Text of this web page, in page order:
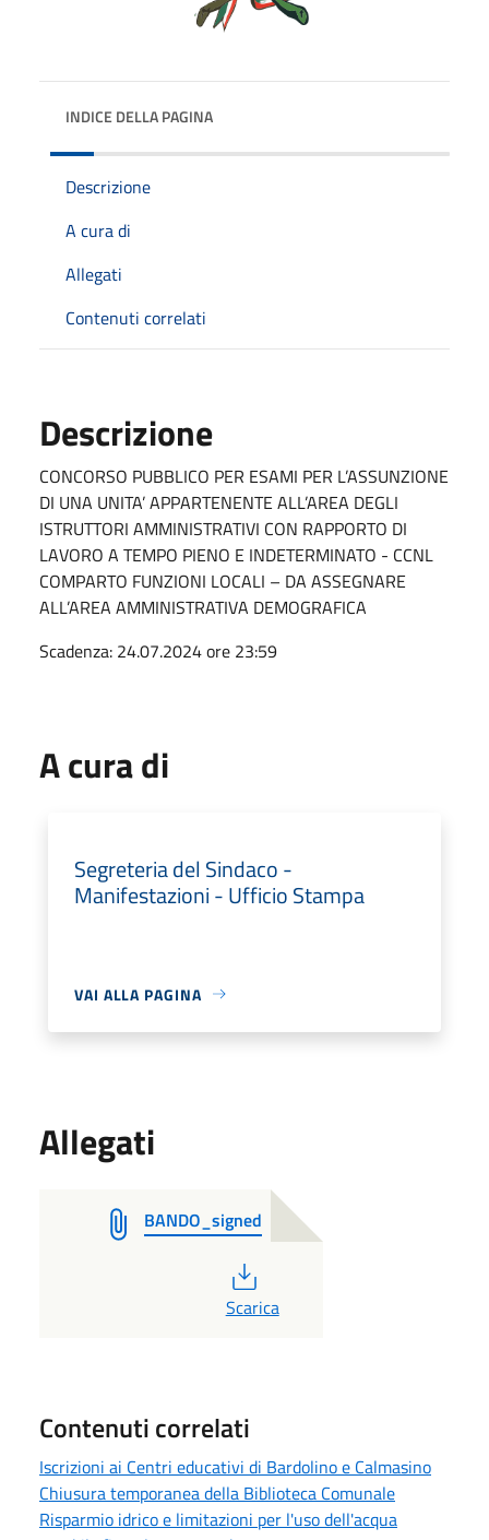
INDICE DELLA PAGINA
Descrizione
A cura di
Allegati
Contenuti correlati
Descrizione
CONCORSO PUBBLICO PER ESAMI PER L’ASSUNZIONE
DI UNA UNITA’ APPARTENENTE ALL’AREA DEGLI
ISTRUTTORI AMMINISTRATIVI CON RAPPORTO DI
LAVORO A TEMPO PIENO E INDETERMINATO - CCNL
COMPARTO FUNZIONI LOCALI – DA ASSEGNARE
ALL’AREA AMMINISTRATIVA DEMOGRAFICA
Scadenza: 24.07.2024 ore 23:59
A cura di
Segreteria del Sindaco -
Manifestazioni - Ufficio Stampa
VAI ALLA PAGINA
Allegati
BANDO_signed
PDF
Scarica
Contenuti correlati
Iscrizioni ai Centri educativi di Bardolino e Calmasino
Chiusura temporanea della Biblioteca Comunale
Risparmio idrico e limitazioni per l'uso dell'acqua